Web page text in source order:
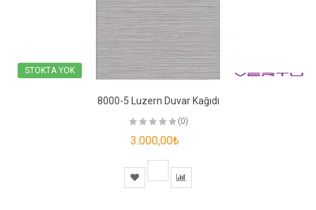
STOKTA YOK
8000-5 Luzern Duvar Kağıdı
(0)
3.000,00₺